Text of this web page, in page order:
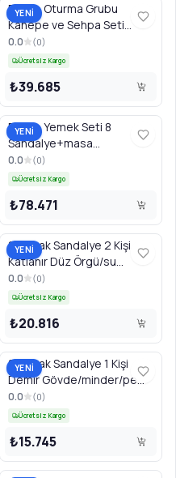
YENİ
Bahçe Oturma Grubu
Kanepe ve Sehpa Seti
Plastik Ahşap/minder
Aleminyum Gövde
0.0 (0)
Ücretsiz Kargo
₺39.685
YENİ
Bahçe Yemek Seti 8
Sandalye+masa
Minder/demonte
Alüminyum Gövde
0.0 (0)
Ücretsiz Kargo
₺78.471
YENİ
Salıncak Sandalye 2 Kişi
Katlanır Düz Örgü/su
Geçirmez Minder
130x69x123cm
0.0 (0)
Ücretsiz Kargo
₺20.816
YENİ
Salıncak Sandalye 1 Kişi
Demir Gövde/minder/pe
Rattan Örgü
105x105x195cm
0.0 (0)
Ücretsiz Kargo
₺15.745